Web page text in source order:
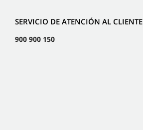
SERVICIO DE ATENCIÓN AL CLIENTE
900 900 150